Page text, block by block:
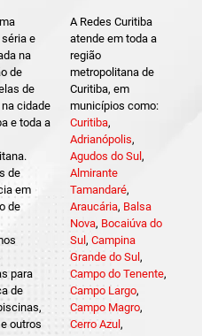
e
na
de
de
cidade
e toda a
de
em
de
para
de
outros
A Redes Curitiba
atende em toda a
região
metropolitana de
Curitiba, em
municípios como:
Curitiba,
Adrianópolis,
Agudos do Sul ,
Almirante
Tamandaré,
Araucária, Balsa
Nova, Bocaiúva do
Sul , Campina
Grande do Sul ,
Campo do Tenente,
Campo Largo,
Campo Magro,
Cerro Azul ,